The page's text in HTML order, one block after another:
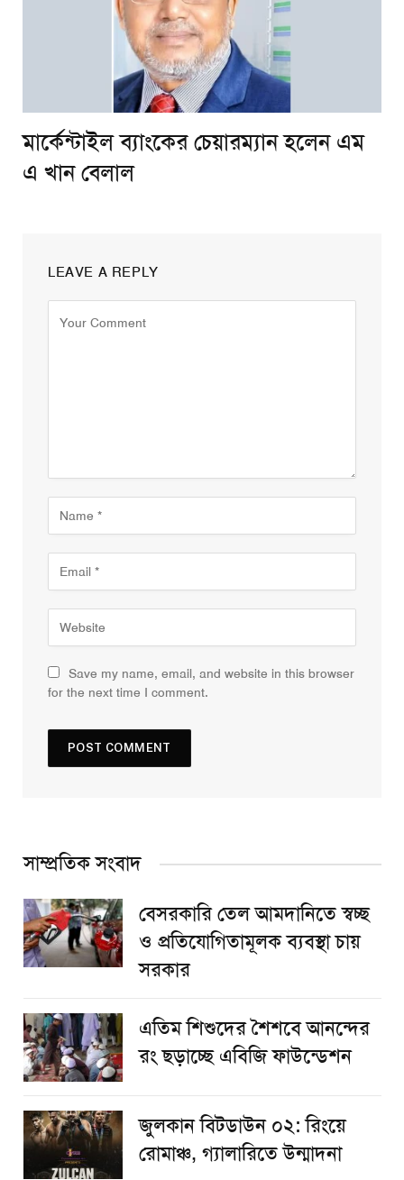
মার্কেন্টাইল ব্যাংকের চেয়ারম্যান হলেন এম
এ খান বেলাল
LEAVE A REPLY
Save my name, email, and website in this browser
for the next time I comment.
সাম্প্রতিক সংবাদ
বেসরকারি তেল আমদানিতে স্বচ্ছ
ও প্রতিযোগিতামূলক ব্যবস্থা চায়
সরকার
এতিম শিশুদের শৈশবে আনন্দের
রং ছড়াচ্ছে এবিজি ফাউন্ডেশন
জুলকান বিটডাউন ০২: রিংয়ে
রোমাঞ্চ, গ্যালারিতে উন্মাদনা